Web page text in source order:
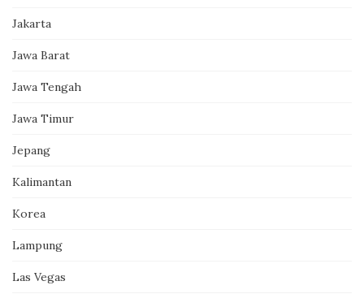
Jakarta
Jawa Barat
Jawa Tengah
Jawa Timur
Jepang
Kalimantan
Korea
Lampung
Las Vegas